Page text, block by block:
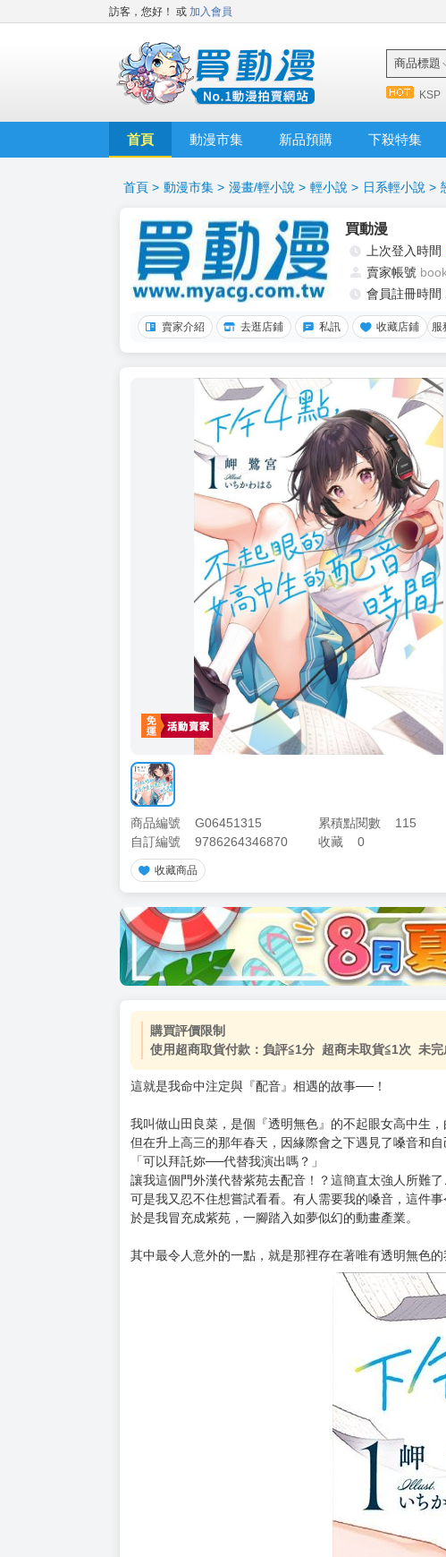
訪客，您好！ 或 加入會員
商品標題
KSP
首頁 動漫市集 新品預購 下殺特集
首頁 > 動漫市集 > 漫畫/輕小說 > 輕小說 > 日系輕小說 >
買動漫
上次登入時間
賣家帳號
會員註冊時間
賣家介紹 去逛店鋪 私訊 收藏店鋪 服
商品編號 G06451315 累積點閱數
115
自訂編號
9786264346870 收藏 0
收藏商品
加價購 ( 共
(加購品) 買動漫★《$15元-加固紙箱
-
+
購買評價限制
我叫做山田良菜，是個『透明無色』的不起眼女高中生
但在升上高三的那年春天，因緣際會之下遇見了嗓音和
讓我這個門外漢代替紫苑去配音！？這簡直太強人所難
可是我又忍不住想嘗試看看。有人需要我的嗓音，這件事
於是我冒充成紫苑，一腳踏入如夢似幻的動畫產業。
其中最令人意外的一點，就是那裡存在著唯有透明無色